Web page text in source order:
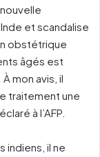
et scandalise
obstétrique
âgés est
mon avis, il
traitement une
à l’AFP.
indiens, il ne